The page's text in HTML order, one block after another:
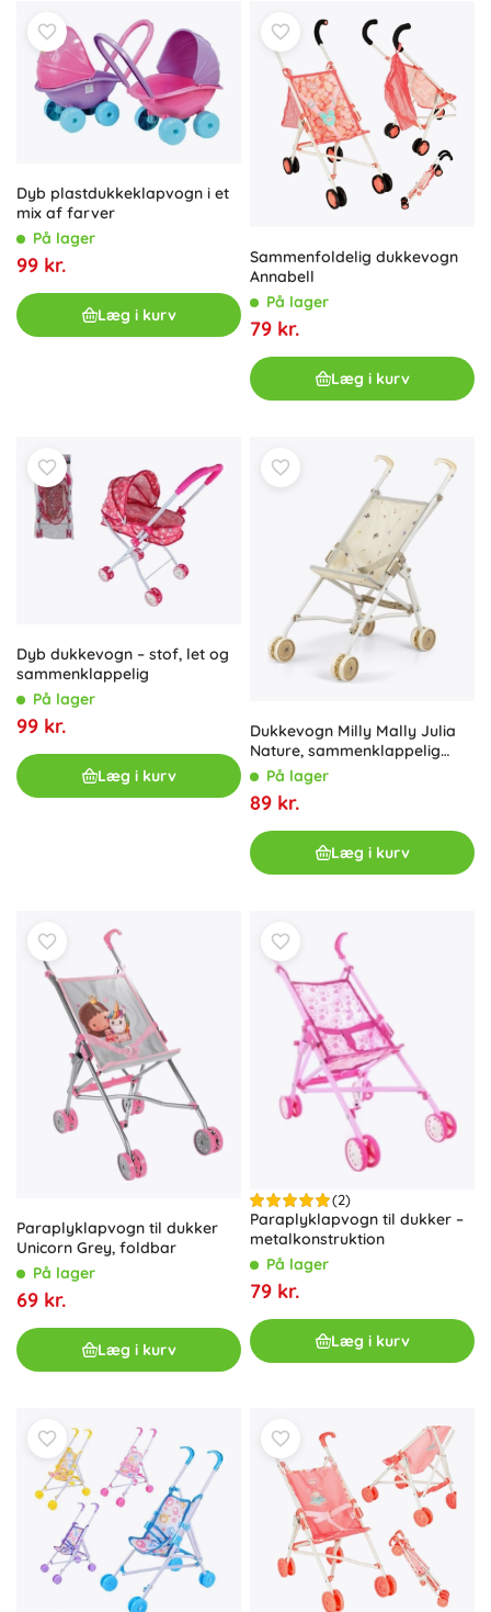
Dyb plastdukkeklapvogn i et
mix af farver
På lager
99 kr.
Læg i kurv
Sammenfoldelig dukkevogn
Annabell
På lager
79 kr.
Læg i kurv
Dyb dukkevogn – stof, let og
sammenklappelig
På lager
99 kr.
Læg i kurv
Dukkevogn Milly Mally Julia
Nature, sammenklappelig
paraplymodel
På lager
89 kr.
Læg i kurv
Paraplyklapvogn til dukker
Unicorn Grey, foldbar
På lager
69 kr.
Læg i kurv
(2)
Paraplyklapvogn til dukker –
metalkonstruktion
På lager
79 kr.
Læg i kurv